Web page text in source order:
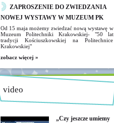
ZAPROSZENIE DO ZWIEDZANIA
NOWEJ WYSTAWY W MUZEUM PK
Od 15 maja możemy zwiedzać nową wystawę w
Muzeum Politechniki Krakowskiej- "50 lat
tradycji Kościuszkowskiej na Politechnice
Krakowskiej"
zobacz więcej »
video
„Czy jeszcze umiemy